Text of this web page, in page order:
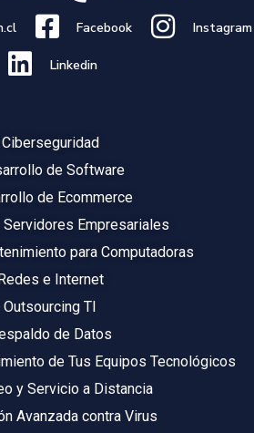
Facebook Instagram
Linkedin
Ciberseguridad
de Software
de Ecommerce
Empresariales
para Computadoras
e Internet
Outsourcing TI
de Datos
de Tus Equipos Tecnológicos
y Servicio a Distancia
Avanzada contra Virus